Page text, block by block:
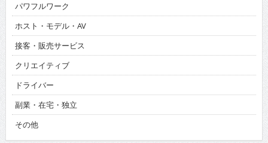
パワフルワーク
ホスト・モデル・AV
接客・販売サービス
クリエイティブ
ドライバー
副業・在宅・独立
その他